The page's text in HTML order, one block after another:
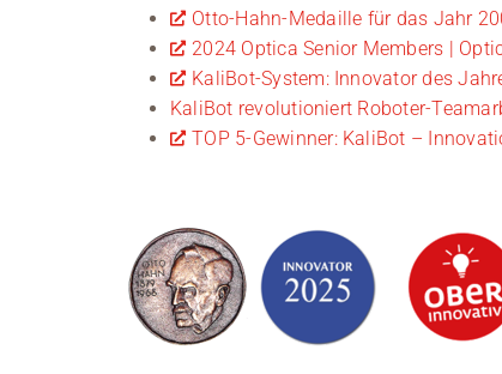
Otto-Hahn-Medaille für das Jahr
2024 Optica Senior Members |
KaliBot-System: Innovator des
KaliBot revolutioniert Roboter-
TOP 5-Gewinner: KaliBot –